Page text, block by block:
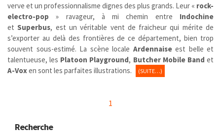
verve et un professionnalisme dignes des plus grands. Leur « rock-
electro-pop » ravageur, à mi chemin entre Indochine
etSuperbus, est un véritable vent de fraicheur qui mérite de
s’exporter au delà des frontières de ce département, bien trop
souvent sous-estimé. La scène locale Ardennaiseest belle et
talentueuse, les Platoon Playground, Butcher Mobile Band et
A-Voxen sont les parfaites illustrations. (SUITE…)
1
Recherche